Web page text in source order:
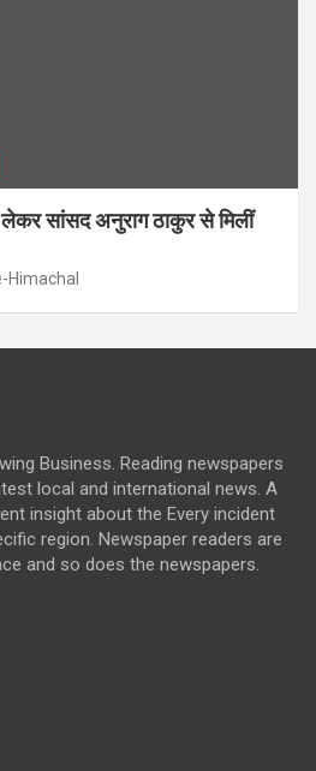
लेकर सांसद अनुराग ठाकुर से मिलीं
Himachal
Business. Reading newspapers
local and international news. A
insight about the Every incident
region. Newspaper readers are
and so does the newspapers.